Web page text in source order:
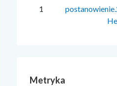
1
Metryka